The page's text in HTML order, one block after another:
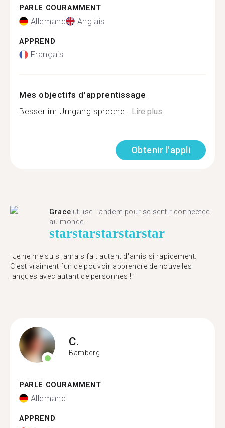
PARLE COURAMMENT
Allemand Anglais
APPREND
Français
Mes objectifs d'apprentissage
Besser im Umgang spreche...Lire plus
Obtenir l'appli
Grace utilise Tandem pour se sentir connectée
au monde.
starstarstarstarstar
"Je ne me suis jamais fait autant d'amis si rapidement.
C'est vraiment fun de pouvoir apprendre de nouvelles
langues avec autant de personnes !"
C.
Bamberg
PARLE COURAMMENT
Allemand
APPREND